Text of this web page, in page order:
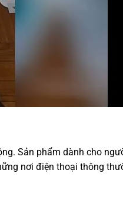
Sản phẩm dành cho
nơi điện thoại thông